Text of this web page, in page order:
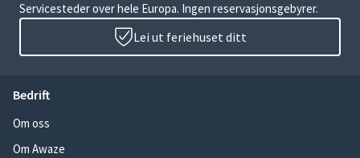
Servicesteder over hele Europa. Ingen reservasjonsgebyrer.
Lei ut feriehuset ditt
Bedrift
Om oss
Om Awaze